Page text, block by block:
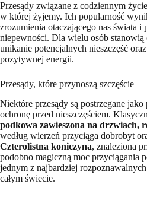
Przesądy związane z codziennym
w której żyjemy. Ich popularność
zrozumienia otaczającego nas świata i
niepewności. Dla wielu osób stanowią
unikanie potencjalnych nieszczęść
pozytywnej energii.
Przesądy, które przynoszą szczęście
Niektóre przesądy są postrzegane jako
ochronę przed nieszczęściem.
podkowa zawieszona na drzwiach,
według wierzeń przyciąga dobrobyt
Czterolistna koniczyna, znaleziona
podobno magiczną moc przyciągania
jednym z najbardziej
całym świecie.